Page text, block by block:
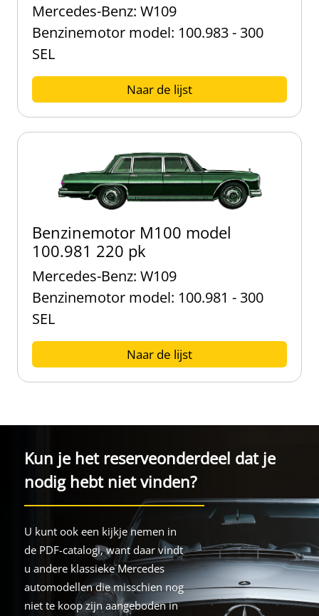
Mercedes-Benz: W109
Benzinemotor model: 100.983 - 300
SEL
Naar de lijst
Benzinemotor M100 model
100.981 220 pk
Mercedes-Benz: W109
Benzinemotor model: 100.981 - 300
SEL
Naar de lijst
Kun je het reserveonderdeel dat je
nodig hebt niet vinden?
U kunt ook een kijkje nemen in
de PDF-catalogi, want daar vindt
u andere klassieke Mercedes
automodellen die misschien nog
niet te koop zijn aangeboden in